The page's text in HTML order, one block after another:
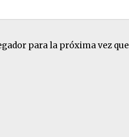
para la próxima vez que